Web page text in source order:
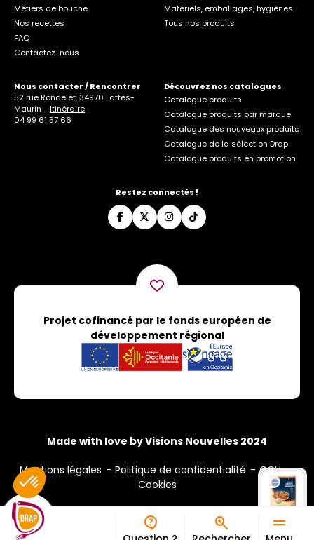
Métiers de bouche
Nos recettes
FAQ
Contactez-nous
Matériels, emballages, hygiènes
Tous nos produits
Nous contacter / Rencontrer
52 rue Rondelet, 34970 Lattes-
Maurin - Itinéraire
04 99 61 57 66
Découvrez nos catalogues
Catalogue produits
Catalogue produits par marque
Catalogue des nouveaux produits
Catalogue de la sélection Drap
Catalogue produits en promotion
Restez connectés !
Projet cofinancé par le fonds européen de
développement régional
Made with love by Visions Nouvelles 2024
Mentions légales Politique de confidentialité
CGU
Cookies